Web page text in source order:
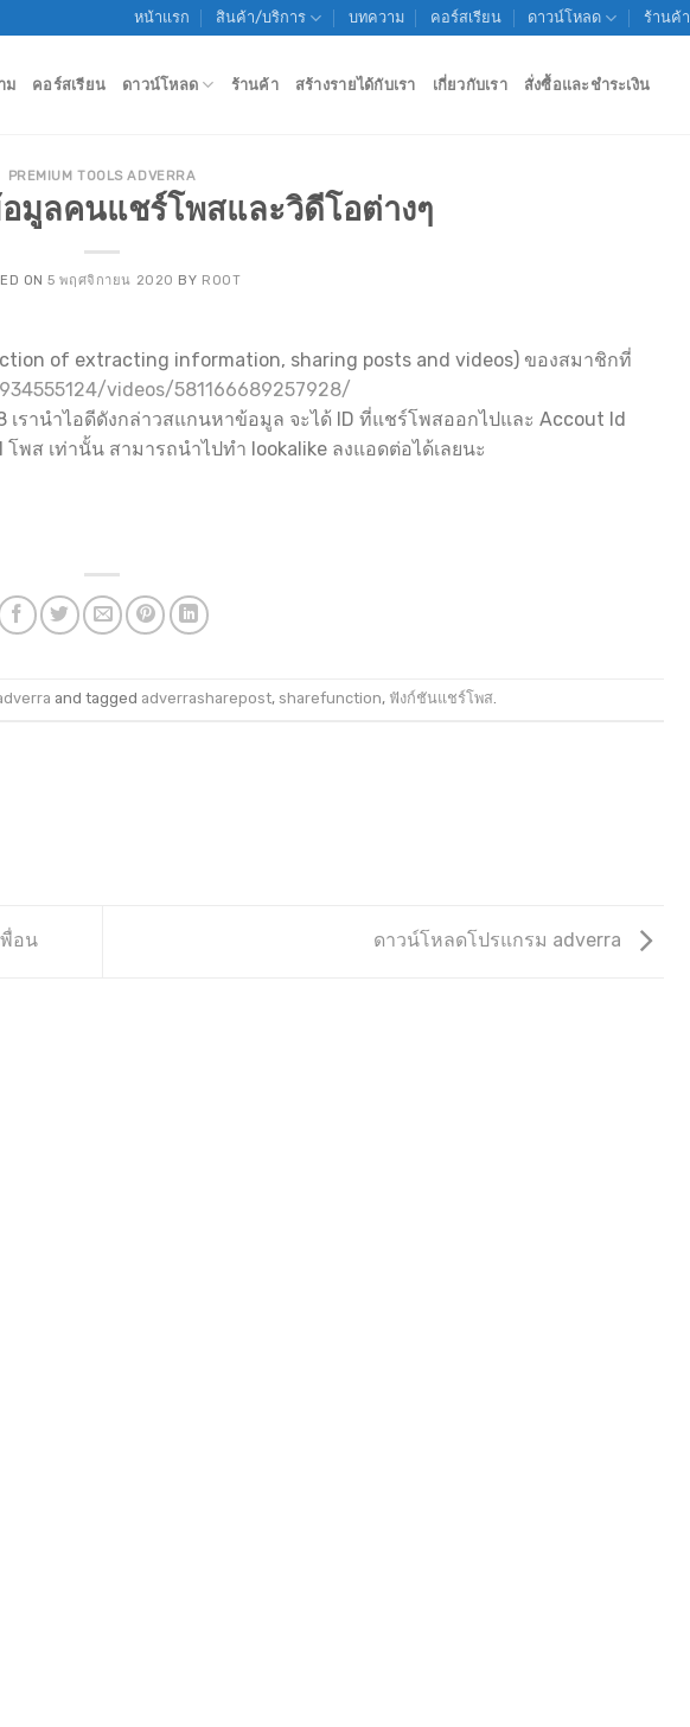
หน้าแรก สินค้า/บริการ บทความ คอร์สเรียน ดาวน์โหลด ร้านค้า
ม คอร์สเรียน ดาวน์โหลด ร้านค้า สร้างรายได้กับเรา เกี่ยวกับเรา สั่งซื้อและชำระเงิน
PREMIUM TOOLS ADVERRA
มูลคนแชร์โพสและวิดีโอต่างๆ
ON5 พฤศจิกายน 2020 BY ROOT
of extracting information, sharing posts and videos) ของสมาชิกที่
videos/581166689257928/
รานำไอดีดังกล่าวสแกนหาข้อมูล จะได้ ID ที่แชร์โพสออกไปและ Accout Id
พส เท่านั้น สามารถนำไปทำ lookalike ลงแอดต่อได้เลยนะ
and tagged adverrasharepost, sharefunction, ฟังก์ชันแชร์โพส.
พื่อน ดาวน์โหลดโปรแกรม adverra